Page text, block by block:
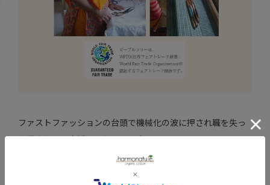
ファストファッションの台頭で機械化の波に押され職を失っ
た職人たちを支援するために設立。
手織りや手刺繍などの技術を活かした質の高いものづくりを
通して伝統の手仕事の継承を目指します。